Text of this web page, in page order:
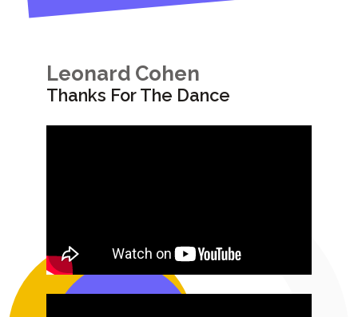
Leonard Cohen
Thanks For The Dance